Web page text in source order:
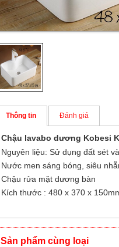
Thông tin Đánh giá
Chậu lavabo dương Kobesi
Nguyên liệu: Sử dụng đất sét
Nước men sáng bóng, siêu
Chậu rửa mặt dương bàn
Kích thước : 480 x 370 x
Sản phẩm cùng loại